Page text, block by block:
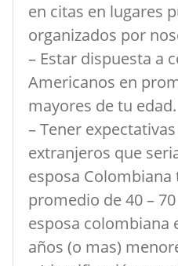
en citas en lugares
organizados por
– Estar dispuesta a
Americanos en
mayores de tu edad.
– Tener
extranjeros que
esposa Colombiana
promedio de 40 –
esposa colombiana
años (o mas)